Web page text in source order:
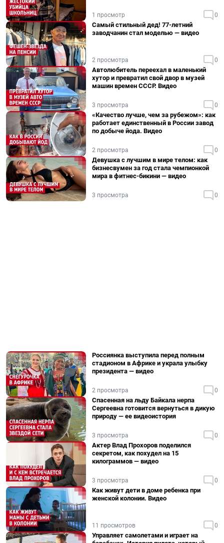
1 просмотр 0
Самый стильный дед! 77-летний
заводчанин стал моделью — видео
2 просмотра 0
Автолюбитель переехал в маленький
хутор и превратил свой двор в музей
машин времен СССР. Видео
3 просмотра 0
«Качество лучше, чем за рубежом»: как
работает единственный в России завод
по добыче йода. Видео
2 просмотра 0
Девушка с лучшим в мире телом: как
бизнесвумен за год стала чемпионкой
мира в фитнес-бикини — видео
3 просмотра 0
Россиянка выступила перед полным
стадионом в Африке и украла улыбку
президента — видео
2 просмотра 0
Спасенная на льду Байкала нерпа
Сергеевна готовится вернуться в дикую
природу — ее видеоистория
3 просмотра 0
Актер Влад Прохоров поделился
секретом, как похудел на 15
килограммов — видео
3 просмотра 0
Как живут дети в доме ребенка при
женской колонии. Видео
11 просмотров 0
Управляет самолетами и играет на